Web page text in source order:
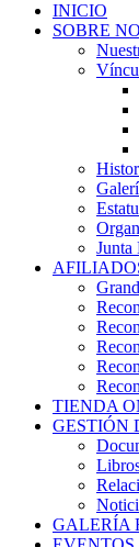
INICIO
SOBRE
Junta
TIENDA
GESTIÓN
GALERÍA